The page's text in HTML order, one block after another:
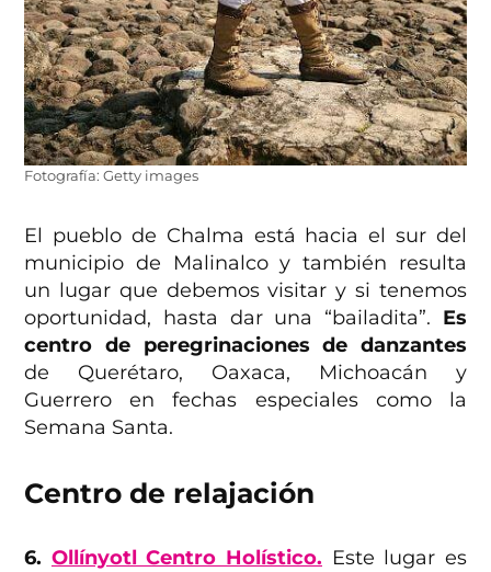
Fotografía: Getty images
El pueblo de Chalma está hacia el sur del
municipio de Malinalco y también resulta
un lugar que debemos visitar y si tenemos
oportunidad, hasta dar una “bailadita”. Es
centro de peregrinaciones de danzantes
de Querétaro, Oaxaca, Michoacán y
Guerrero en fechas especiales como la
Semana Santa.
Centro de relajación
6. Ollínyotl Centro Holístico. Este lugar es